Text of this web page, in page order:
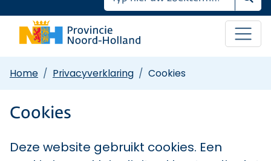
Home Privacyverklaring Cookies
Cookies
Deze website gebruikt cookies. Een